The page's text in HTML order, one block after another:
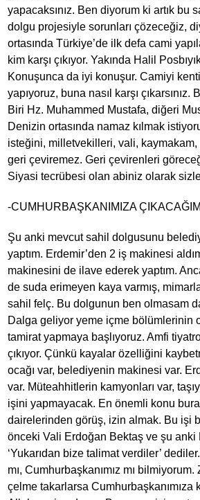
yapacaksınız. Ben diyorum ki artık bu
dolgu projesiyle sorunları çözeceğiz,
ortasında Türkiye’de ilk defa cami
kim karşı çıkıyor. Yakında Halil
Konuşunca da iyi konuşur. Camiyi
yapıyoruz, buna nasıl karşı çıkarsınız.
Biri Hz. Muhammed Mustafa, diğeri
Denizin ortasında namaz kılmak
isteğini, milletvekilleri, vali,
geri çeviremez. Geri çevirenleri
Siyasi tecrübesi olan abiniz olarak
-CUMHURBAŞKANIMIZA
Şu anki mevcut sahil dolgusunu
yaptım. Erdemir’den 2 iş makinesi
makinesini de ilave ederek yaptım.
de suda erimeyen kaya varmış,
sahil felç. Bu dolgunun ben olmasam
Dalga geliyor yeme içme bölümlerinin
tamirat yapmaya başlıyoruz. Amfi
çıkıyor. Çünkü kayalar özelliğini
ocağı var, belediyenin makinesi var.
var. Müteahhitlerin kamyonları var,
işini yapmayacak. En önemli konu
dairelerinden görüş, izin almak. Bu işi
önceki Vali Erdoğan Bektaş ve şu anki
‘Yukarıdan bize talimat verdiler’
mı, Cumhurbaşkanımız mı
çelme takarlarsa Cumhurbaşkanımıza